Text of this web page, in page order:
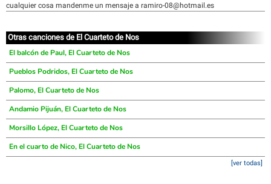
cualquier cosa mandenme un mensaje a ramiro-08@hotmail.es
Otras canciones de El Cuarteto de Nos
El balcón de Paul, El Cuarteto de Nos
Pueblos Podridos, El Cuarteto de Nos
Palomo, El Cuarteto de Nos
Andamio Pijuán, El Cuarteto de Nos
Morsillo López, El Cuarteto de Nos
En el cuarto de Nico, El Cuarteto de Nos
[ver todas]